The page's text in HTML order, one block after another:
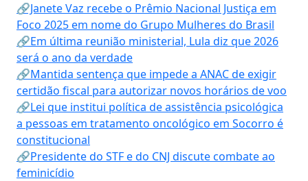
🔗Janete Vaz recebe o Prêmio Nacional Justiça em
Foco 2025 em nome do Grupo Mulheres do Brasil
🔗Em última reunião ministerial, Lula diz que 2026
será o ano da verdade
🔗Mantida sentença que impede a ANAC de exigir
certidão fiscal para autorizar novos horários de voo
🔗Lei que institui política de assistência psicológica
a pessoas em tratamento oncológico em Socorro é
constitucional
🔗Presidente do STF e do CNJ discute combate ao
feminicídio